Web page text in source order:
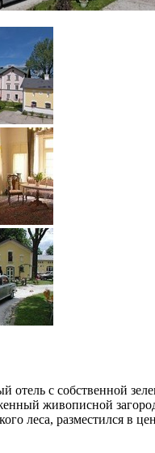
отель с собственной
живописной
леса, разместился в